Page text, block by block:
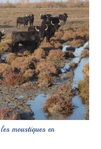
moustiques en